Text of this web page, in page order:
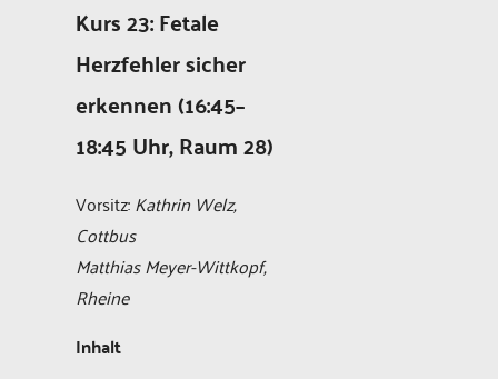
Kurs 23: Fetale
Herzfehler sicher
erkennen (16:45–
18:45 Uhr, Raum 28)
Vorsitz:Kathrin Welz,
Cottbus
Matthias Meyer-Wittkopf,
Rheine
Inhalt